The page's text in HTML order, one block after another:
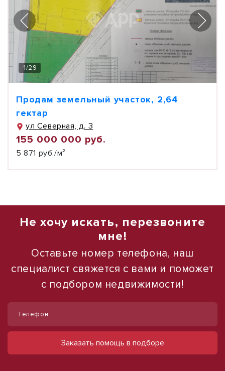
1/29
Продам земельный участок, 2,64
гектар
ул Северная, д. 3
155 000 000 руб.
5 871 руб./м²
тер. СНТ Пригород (поселок Березовый)
Не хочу искать, перезвоните
мне!
Оставьте номер телефона, наш
специалист свяжется с вами и поможет
с подбором недвижимости!
Телефон:
Заказать помощь в подборе